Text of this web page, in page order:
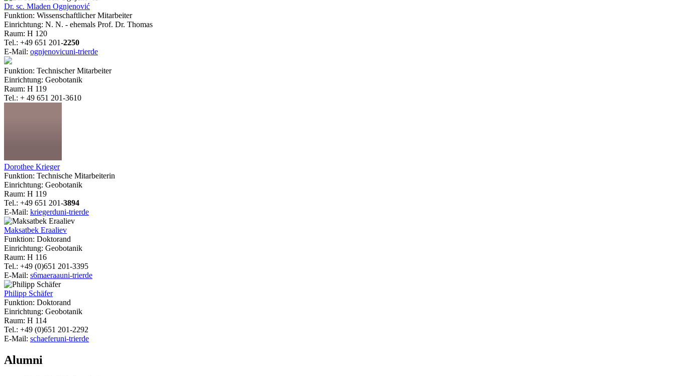
Dr. sc. Mladen Ognjenović
Funktion: Wissenschaftlicher Mitarbeiter
Einrichtung: N. N. - ehemals Prof. Dr. Thomas
Raum: H 120
Tel.: +49 651 201-2250
E-Mail: ognjenovicuni-trierde
Funktion: Technischer Mitarbeiter
Einrichtung: Geobotanik
Raum: H 119
Tel.: + 49 651 201-3610
Dorothee Krieger
Funktion: Technische Mitarbeiterin
Einrichtung: Geobotanik
Raum: H 119
Tel.: +49 651 201-3894
E-Mail: kriegerduni-trierde
Maksatbek Eraaliev
Funktion: Doktorand
Einrichtung: Geobotanik
Raum: H 116
Tel.: +49 (0)651 201-3395
E-Mail: s6maeraauni-trierde
Philipp Schäfer
Funktion: Doktorand
Einrichtung: Geobotanik
Raum: H 114
Tel.: +49 (0)651 201-2292
E-Mail: schaeferuni-trierde
Alumni